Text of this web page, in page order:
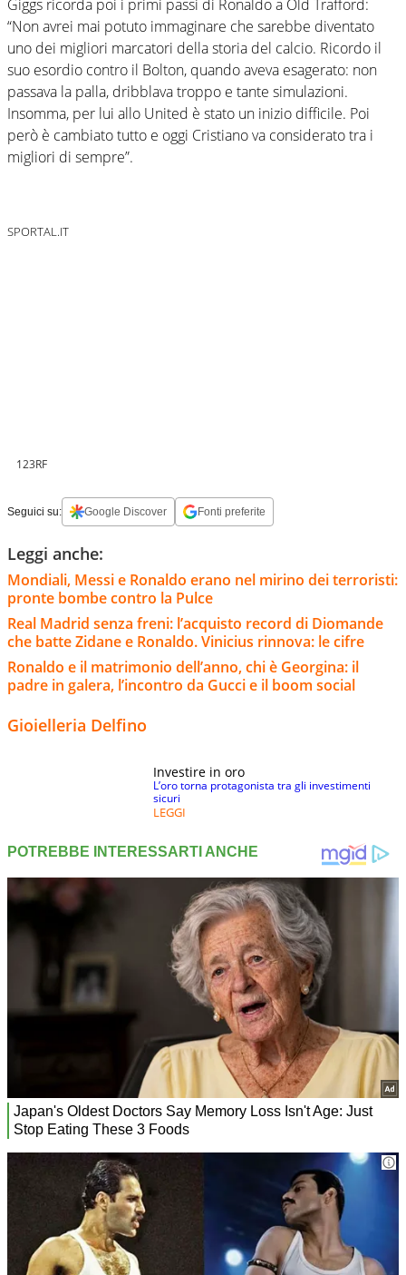
Giggs ricorda poi i primi passi di Ronaldo a Old Trafford:
“Non avrei mai potuto immaginare che sarebbe diventato
uno dei migliori marcatori della storia del calcio. Ricordo il
suo esordio contro il Bolton, quando aveva esagerato: non
passava la palla, dribblava troppo e tante simulazioni.
Insomma, per lui allo United è stato un inizio difficile. Poi
però è cambiato tutto e oggi Cristiano va considerato tra i
migliori di sempre”.
SPORTAL.IT
123RF
Seguici su: Google Discover Fonti preferite
Leggi anche:
Mondiali, Messi e Ronaldo erano nel mirino dei terroristi:
pronte bombe contro la Pulce
Real Madrid senza freni: l’acquisto record di Diomande
che batte Zidane e Ronaldo. Vinicius rinnova: le cifre
Ronaldo e il matrimonio dell’anno, chi è Georgina: il
padre in galera, l’incontro da Gucci e il boom social
Gioielleria Delfino
Investire in oro
L’oro torna protagonista tra gli investimenti
sicuri
LEGGI